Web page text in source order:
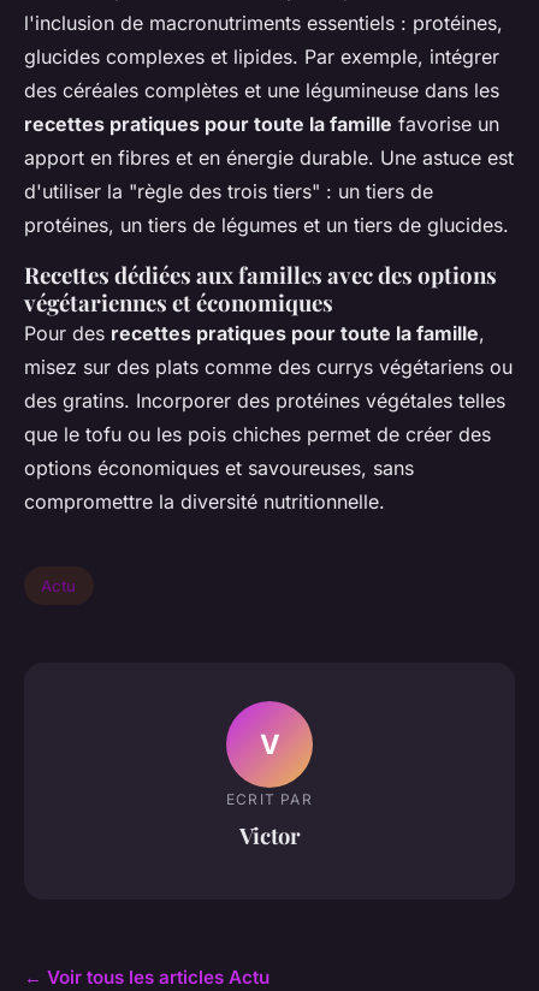
l'inclusion de macronutriments essentiels : protéines,
glucides complexes et lipides. Par exemple, intégrer
des céréales complètes et une légumineuse dans les
recettes pratiques pour toute la famille favorise un
apport en fibres et en énergie durable. Une astuce est
d'utiliser la "règle des trois tiers" : un tiers de
protéines, un tiers de légumes et un tiers de glucides.
Recettes dédiées aux familles avec des options
végétariennes et économiques
Pour des recettes pratiques pour toute la famille,
misez sur des plats comme des currys végétariens ou
des gratins. Incorporer des protéines végétales telles
que le tofu ou les pois chiches permet de créer des
options économiques et savoureuses, sans
compromettre la diversité nutritionnelle.
Actu
V
ECRIT PAR
Victor
← Voir tous les articles Actu